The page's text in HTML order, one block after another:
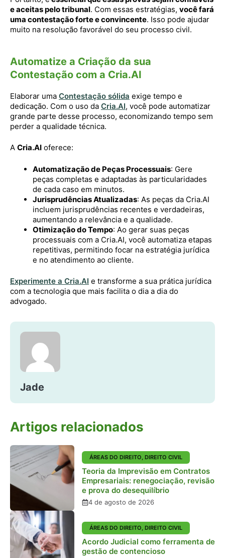
e aceitas pelo tribunal. Com essas estratégias, você fará
uma contestação forte e convincente. Isso pode ajudar
muito na resolução favorável do seu processo civil.
Automatize a Criação da sua
Contestação com a Cria.AI
Elaborar uma Contestação sólida exige tempo e
dedicação. Com o uso da Cria.AI, você pode automatizar
grande parte desse processo, economizando tempo sem
perder a qualidade técnica.
A Cria.AI oferece:
Automatização de Peças Processuais: Gere
peças completas e adaptadas às particularidades
de cada caso em minutos.
Jurisprudências Atualizadas: As peças da Cria.AI
incluem jurisprudências recentes e verdadeiras,
aumentando a relevância e a qualidade.
Otimização do Tempo: Ao gerar suas peças
processuais com a Cria.AI, você automatiza etapas
repetitivas, permitindo focar na estratégia jurídica
e no atendimento ao cliente.
Experimente a Cria.AI e transforme a sua prática jurídica
com a tecnologia que mais facilita o dia a dia do
advogado.
Jade
Artigos relacionados
ÁREAS DO DIREITO, DIREITO CIVIL
Teoria da Imprevisão em Contratos
Empresariais: renegociação, revisão
e prova do desequilíbrio
4 de agosto de 2026
ÁREAS DO DIREITO DIREITO CIVIL
Acordo Judicial como ferramenta de
gestão de contencioso